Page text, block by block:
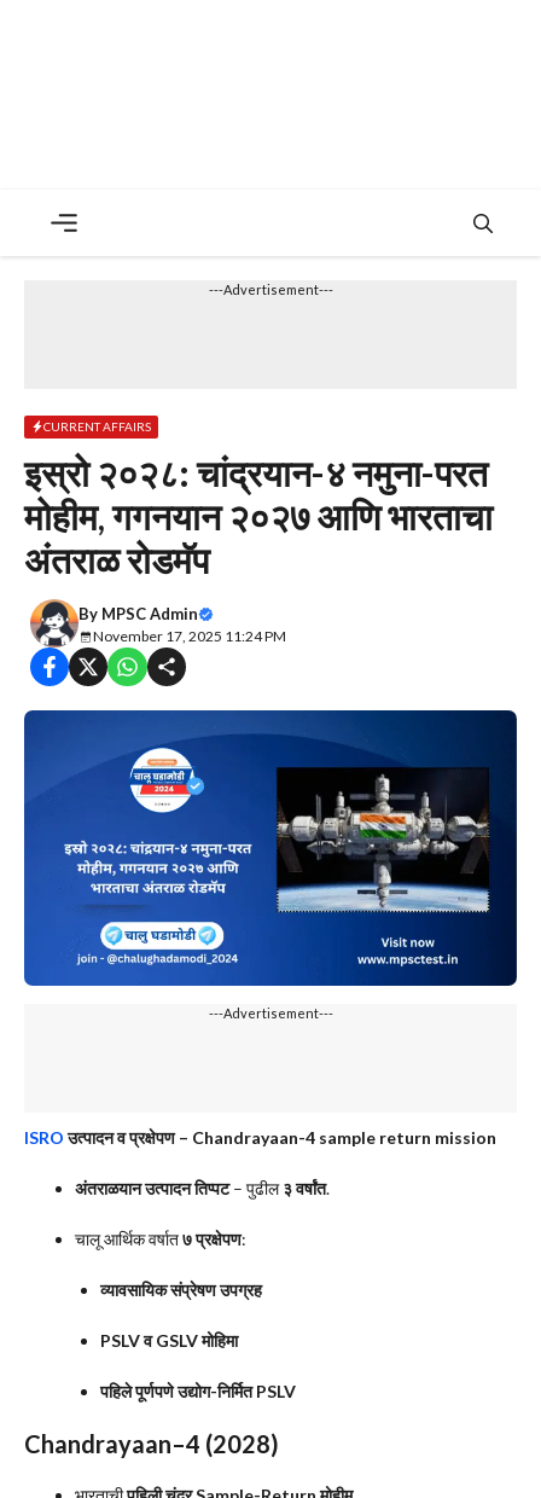
---Advertisement---
CURRENT AFFAIRS
इस्रो २०२८: चांद्रयान-४ नमुना-परत
मोहीम, गगनयान २०२७ आणि भारताचा
अंतराळ रोडमॅप
By MPSC Admin
November 17, 2025 11:24 PM
---Advertisement---
ISROउत्पादन व प्रक्षेपण – Chandrayaan-4 sample return mission
अंतराळयान उत्पादन तिप्पट– पुढील३ वर्षांत.
चालू आर्थिक वर्षात७ प्रक्षेपण:
व्यावसायिक संप्रेषण उपग्रह
PSLV व GSLV मोहिमा
पहिले पूर्णपणे उद्योग-निर्मित PSLV
Chandrayaan–4 (2028)